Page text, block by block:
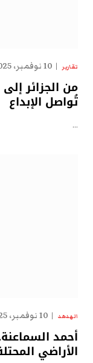
تقارير 10 نوفمبر، 2025
من الجزائر
تُواصل الإبداع
…
الهدهد 10 نوفمبر، 2025
أحمد
الأراضي